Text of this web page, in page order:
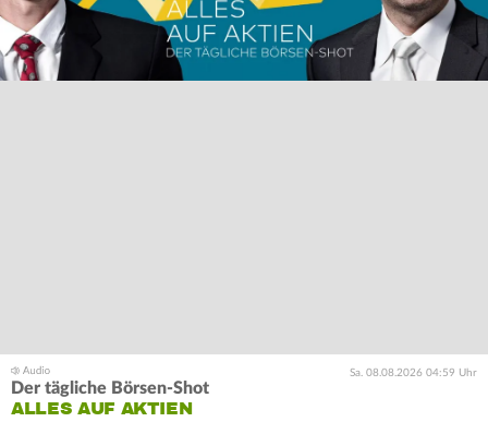
Sa. 08.08.2026 04:59 Uhr
Der tägliche Börsen-Shot
ALLES AUF AKTIEN